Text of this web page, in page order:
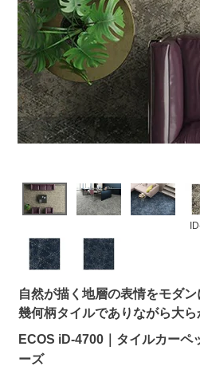
自然が描く地層の表情をモダン
幾何柄タイルでありながら大ら
ECOS iD-4700｜タイルカーペ
ーズ